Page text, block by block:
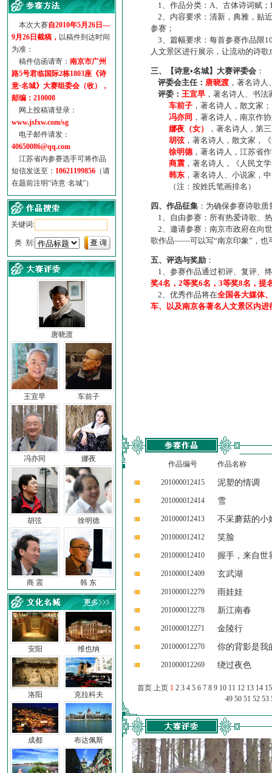
诗意名城·地铁时间
地铁完美呈现【诗意·名城...
参赛作品多达5000多首
“诗意·名城”晒诗会
特别通知--致广大诗词爱好...
本次大赛自2010年5月26日—
9月26日截稿， 以稿件到达时间
为准：
稿件信函请寄： 南京市广州
路5号君临国际2栋1803座《诗
意·名城》大赛组委会（收），
邮编：210008
网上投稿请登录：
www.jsfxw.com/sg
电子邮件请发：
40650086@qq.com
江苏省内参赛选手可将作品
短信发送至： 10621199856 （请
在题前注明“诗意·名城”）
关键词:
类 别:
唐晓渡
王宜早 车前子
冯亦同 娜夜
胡弦 徐明德
商 震 韩 东
安阳
洛阳
成都
维也纳
克拉科夫
布达佩斯
1、作品分类：A、古体诗词赋；
2、内容要求：清新，典雅，贴
参赛；
3、篇幅要求：每首参赛作品限
人文景区进行展示，让流动的诗
三、【诗意•名城】大赛评委会 ：
评委会主任： 唐晓渡 ，著名诗
评委： 王宜早 ，著名诗人、书
车前子 ，著名诗人，散文家；
冯亦同 ，著名诗人，南京作
娜夜（女）
，著名诗人，第
胡弦，著名诗人，散文家，
徐明德，著名诗人，江苏省
商震 ，著名诗人，《人民文
韩东 ，著名诗人、小说家，
（注：按姓氏笔画排名）
四、作品征集 ：为确保参赛诗歌
1、自由参赛：所有热爱诗歌、
2、邀请参赛：南京市政府在向
歌作品——可以写“南京印象”，也
五、评选与奖励 ：
1、参赛作品通过初评、复评、
奖4名，2等奖6名，3等奖8名，提
2、优秀作品将在全国各大媒体
车、以及南京各著名人文景区内进
作品编号 作品名称
201000012415 泥塑的情调
201000012414 雪
201000012413 不采蘑菇的小
201000012412 笑脸
201000012410 握手，来自世
201000012409 玄武湖
201000012279 雨娃娃
201000012278 新江南春
201000012271 金陵行
201000012270 你的背影是我
201000012269 绕过夜色
首页 上页 1 2 3 4 5 6 7 8 9 10 11 12 13 14 15
49 50 51 52 53